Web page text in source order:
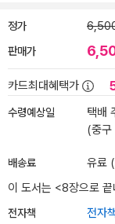
정가
판매가
카드최대혜택가
수령예상일
택배
(중
배송료
유료
이 도서는 <8장으로 끝
전자책 전자